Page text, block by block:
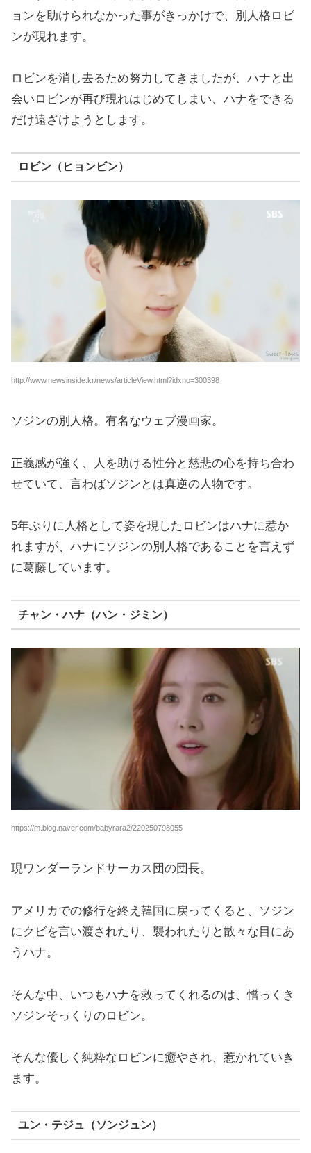
ョンを助けられなかった事がきっかけで、別人格ロビ
ンが現れます。
ロビンを消し去るため努力してきましたが、ハナと出
会いロビンが再び現れはじめてしまい、ハナをできる
だけ遠ざけようとします。
ロビン（ヒョンビン）
http://www.newsinside.kr/news/articleView.html?idxno=300398
ソジンの別人格。有名なウェブ漫画家。
正義感が強く、人を助ける性分と慈悲の心を持ち合わ
せていて、言わばソジンとは真逆の人物です。
5年ぶりに人格として姿を現したロビンはハナに惹か
れますが、ハナにソジンの別人格であることを言えず
に葛藤しています。
チャン・ハナ（ハン・ジミン）
https://m.blog.naver.com/babyrara2/220250798055
現ワンダーランドサーカス団の団長。
アメリカでの修行を終え韓国に戻ってくると、ソジン
にクビを言い渡されたり、襲われたりと散々な目にあ
うハナ。
そんな中、いつもハナを救ってくれるのは、憎っくき
ソジンそっくりのロビン。
そんな優しく純粋なロビンに癒やされ、惹かれていき
ます。
ユン・テジュ（ソンジュン）